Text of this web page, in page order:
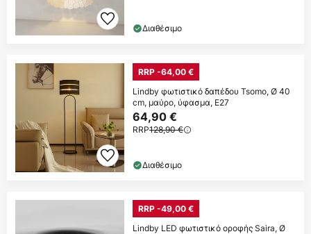
Διαθέσιμο
RRP -64,00 €
Lindby φωτιστικό δαπέδου Tsomo, Ø 40
cm, μαύρο, ύφασμα, E27
64,90 €
RRP128,90 €
Διαθέσιμο
RRP -49,00 €
Lindby LED φωτιστικό οροφής Saira, Ø